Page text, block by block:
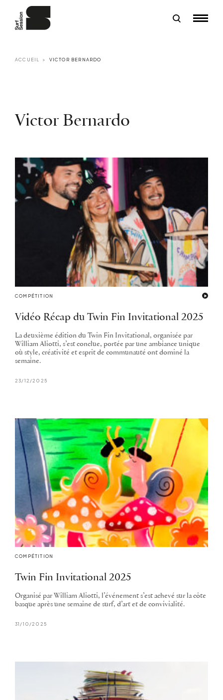
ACCUEIL VICTOR BERNARDO
Victor Bernardo
COMPÉTITION
Vidéo Récap du Twin Fin Invitational 2025
La deuxième édition du Twin Fin Invitational, organisée par
William Aliotti, s’est conclue, portée par une ambiance unique
où style, créativité et esprit de communauté ont dominé la
semaine.
23/12/2025
COMPÉTITION
Twin Fin Invitational 2025
Organisé par William Aliotti, l’événement s’est achevé sur la côte
basque après une semaine de surf, d’art et de convivialité.
31/10/2025